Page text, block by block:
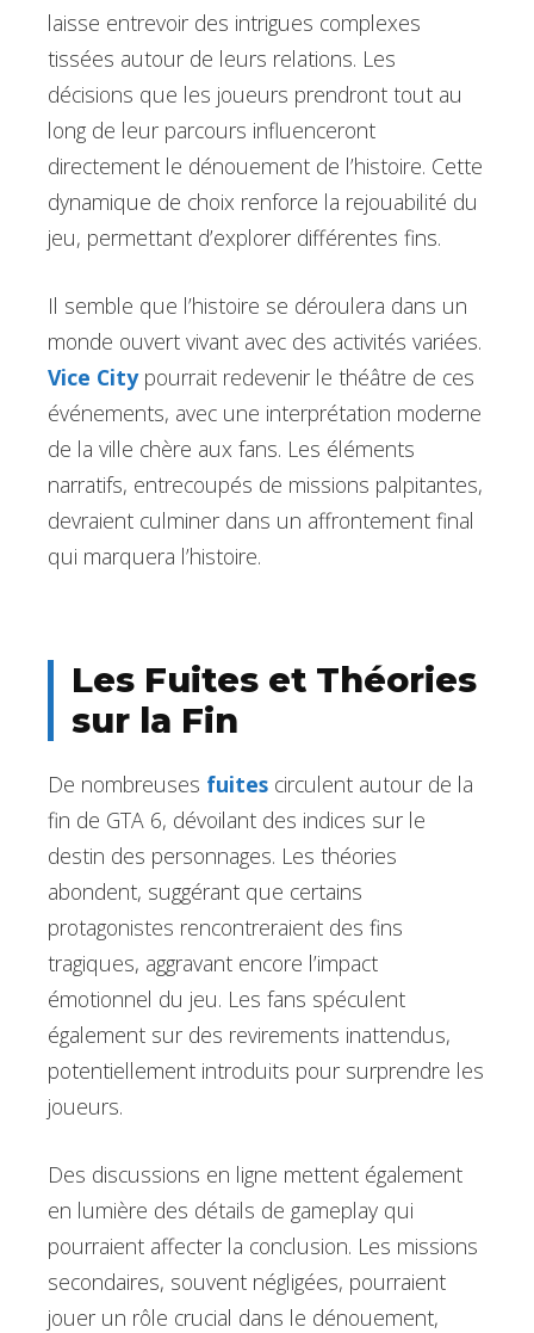
laisse entrevoir des intrigues complexes
tissées autour de leurs relations. Les
décisions que les joueurs prendront tout au
long de leur parcours influenceront
directement le dénouement de l’histoire. Cette
dynamique de choix renforce la rejouabilité du
jeu, permettant d’explorer différentes fins.
Il semble que l’histoire se déroulera dans un
monde ouvert vivant avec des activités variées.
Vice Citypourrait redevenir le théâtre de ces
événements, avec une interprétation moderne
de la ville chère aux fans. Les éléments
narratifs, entrecoupés de missions palpitantes,
devraient culminer dans un affrontement final
qui marquera l’histoire.
Les Fuites et Théories
sur la Fin
De nombreuses fuites circulent autour de la
fin de GTA 6, dévoilant des indices sur le
destin des personnages. Les théories
abondent, suggérant que certains
protagonistes rencontreraient des fins
tragiques, aggravant encore l’impact
émotionnel du jeu. Les fans spéculent
également sur des revirements inattendus,
potentiellement introduits pour surprendre les
joueurs.
Des discussions en ligne mettent également
en lumière des détails de gameplay qui
pourraient affecter la conclusion. Les missions
secondaires, souvent négligées, pourraient
jouer un rôle crucial dans le dénouement,